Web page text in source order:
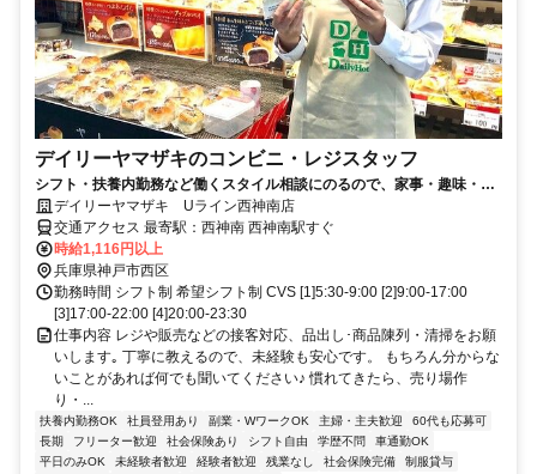
デイリーヤマザキのコンビニ・レジスタッフ
シフト・扶養内勤務など働くスタイル相談にのるので、家事・趣味・学
校などプライベートと両立できます！
デイリーヤマザキ Uライン西神南店
交通アクセス 最寄駅：西神南 西神南駅すぐ
時給1,116円以上
兵庫県神戸市西区
勤務時間 シフト制 希望シフト制 CVS [1]5:30-9:00 [2]9:00-17:00
[3]17:00-22:00 [4]20:00-23:30
仕事内容 レジや販売などの接客対応、品出し･商品陳列・清掃をお願
いします｡ 丁寧に教えるので、未経験も安心です。 もちろん分からな
いことがあれば何でも聞いてください♪ 慣れてきたら、売り場作
り・...
扶養内勤務OK 社員登用あり 副業・WワークOK 主婦・主夫歓迎
60代も応募可
長期
フリーター歓迎 社会保険あり シフト自由 学歴不問
車通勤OK
平日のみOK
未経験者歓迎 経験者歓迎 残業なし 社会保険完備
制服貸与